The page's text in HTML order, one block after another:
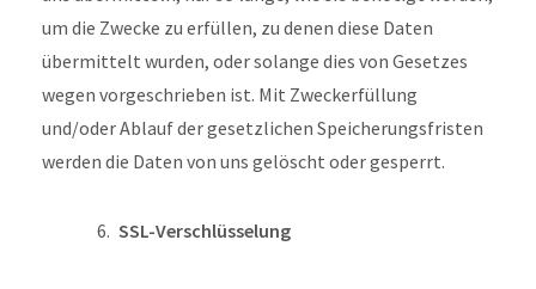
um die Zwecke zu erfüllen, zu denen diese Daten
übermittelt wurden, oder solange dies von Gesetzes
wegen vorgeschrieben ist. Mit Zweckerfüllung
und/oder Ablauf der gesetzlichen Speicherungsfristen
werden die Daten von uns gelöscht oder gesperrt.
SSL-Verschlüsselung